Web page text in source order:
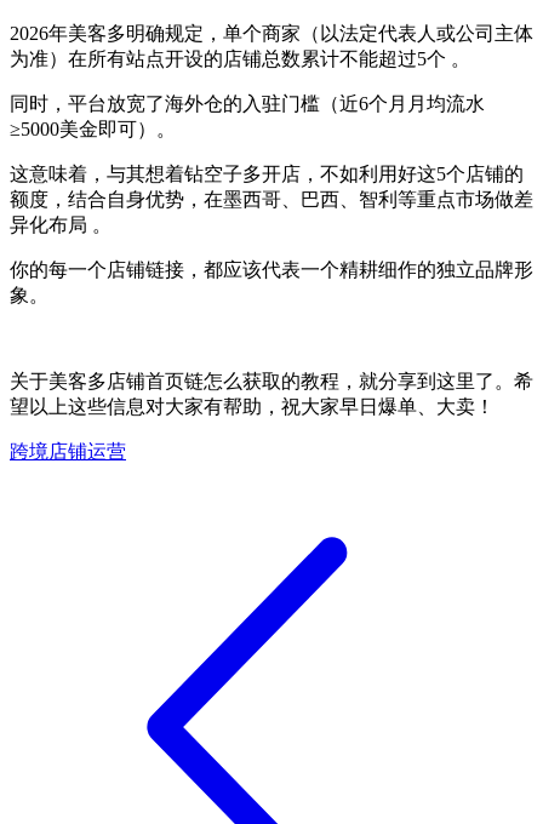
2026年美客多明确规定，单个商家（以法定代表人或公司主体
为准）在所有站点开设的店铺总数累计不能超过5个 。
同时，平台放宽了海外仓的入驻门槛（近6个月月均流水
≥5000美金即可）。
这意味着，与其想着钻空子多开店，不如利用好这5个店铺的
额度，结合自身优势，在墨西哥、巴西、智利等重点市场做差
异化布局 。
你的每一个店铺链接，都应该代表一个精耕细作的独立品牌形
象。
关于美客多店铺首页链怎么获取的教程，就分享到这里了。 希
望以上这些信息对大家有帮助，祝大家早日爆单、大卖！
跨境店铺运营